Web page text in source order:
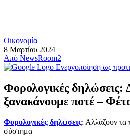
Οικονομία
8 Μαρτίου 2024
Από NewsRoom2
Ενεργοποίηση ως
Φορολογικές δηλώσεις:
ξανακάνουμε ποτέ –
Φορολογικές δηλώσεις: Αλλάζουν τα
σύστημα